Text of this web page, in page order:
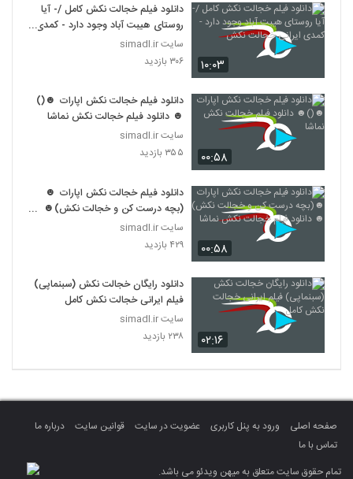
۱۰:۰۳
دانلود فیلم خجالت نکش کامل /- آیا
روستای هیبت آباد وجود دارد - کمدی
ایرانی خجالت نکش
سایت simadl.ir
۳۰۶ بازدید
۰۰:۵۸
دانلود فیلم خجالت نکش اپارات ☻()
☻ دانلود فیلم خجالت نکش نماشا
سایت simadl.ir
۳۵۵ بازدید
۰۰:۵۸
دانلود فیلم خجالت نکش اپارات ☻
(بچه درست کن و خجالت نکش)☻
دانلود فیلم خجالت نکش نماشا
سایت simadl.ir
۴۲۹ بازدید
۰۲:۱۶
دانلود رایگان خجالت نکش (سبنماپی)
فیلم ایرانی خجالت نکش کامل
سایت simadl.ir
۲۳۸ بازدید
صفحه اصلی ورود به پنل کاربری عضویت در سایت قوانین سایت
درباره ما
تماس با ما
تمام حقوق سایت متعلق به میهن ویدئو می باشد.